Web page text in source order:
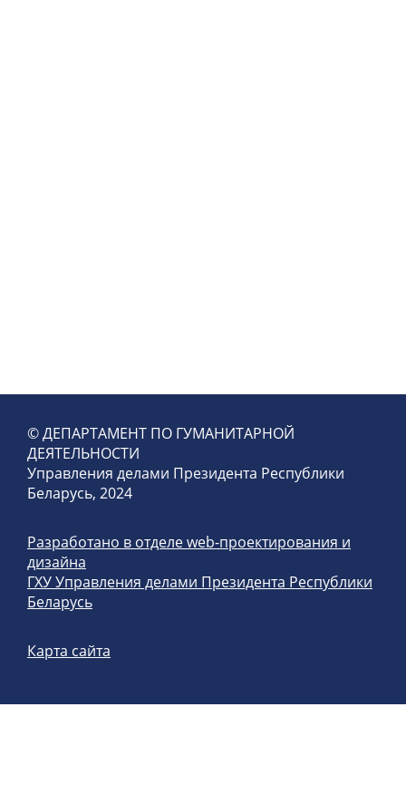
© ДЕПАРТАМЕНТ ПО ГУМАНИТАРНОЙ
ДЕЯТЕЛЬНОСТИ
Управления делами Президента Республики
Беларусь, 2024
Разработано в отделе web-проектирования и
дизайна
ГХУ Управления делами Президента Республики
Беларусь
Карта сайта